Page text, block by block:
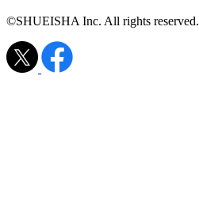
©SHUEISHA Inc. All rights reserved.